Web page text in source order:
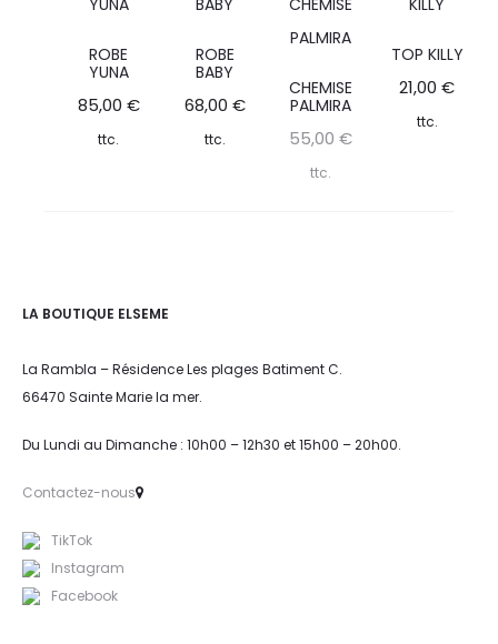
ROBE
YUNA
85,00 €
ttc.
ROBE
BABY
68,00 €
ttc.
CHEMISE
PALMIRA
55,00€
ttc.
TOP KILLY
21,00€
ttc.
LA BOUTIQUE ELSEME
La Rambla – Résidence Les plages Batiment C.
66470 Sainte Marie la mer.
Du Lundi au Dimanche : 10h00 – 12h30 et 15h00 – 20h00.
Contactez-nous
TikTok
Instagram
Facebook